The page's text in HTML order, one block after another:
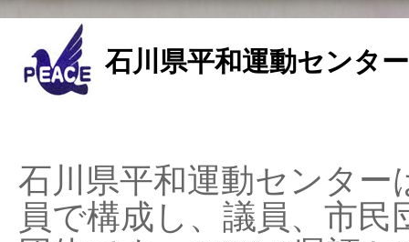
石川県平和運動センタ
石川県平和運動センタ
員で構成し、議員、市